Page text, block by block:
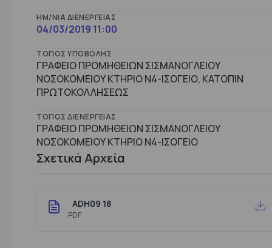
ΗΜ/ΝΊΑ ΔΙΕΝΈΡΓΕΙΑΣ
04/03/2019 11:00
ΤΌΠΟΣ ΥΠΟΒΟΛΉΣ
ΓΡΑΦΕΙΟ ΠΡΟΜΗΘΕΙΩΝ ΣΙΣΜΑΝΟΓΛΕΙΟΥ
ΝΟΣΟΚΟΜΕΙΟΥ ΚΤΗΡΙΟ Ν4-ΙΣΟΓΕΙΟ, ΚΑΤΟΠΙΝ
ΠΡΩΤΟΚΟΛΛΗΣΕΩΣ
ΤΌΠΟΣ ΔΙΕΝΈΡΓΕΙΑΣ
ΓΡΑΦΕΙΟ ΠΡΟΜΗΘΕΙΩΝ ΣΙΣΜΑΝΟΓΛΕΙΟΥ
ΝΟΣΟΚΟΜΕΙΟΥ ΚΤΗΡΙΟ Ν4-ΙΣΟΓΕΙΟ
Σχετικά Αρχεία
ADH09 18
.PDF